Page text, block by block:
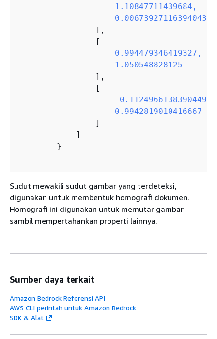
                    1.10847711439684,
                    0.00673927116394043
],
                [
                    0.994479346419327,
                    1.050548828125
],
                [
                    -0.11249661383904497,
                    0.9942819010416667
]
            ]
        }
Sudut mewakili sudut gambar yang terdeteksi,
digunakan untuk membentuk homografi dokumen.
Homografi ini digunakan untuk memutar gambar
sambil mempertahankan properti lainnya.
Sumber daya terkait
Amazon Bedrock Referensi API
AWS CLI perintah untuk Amazon Bedrock
SDK & Alat